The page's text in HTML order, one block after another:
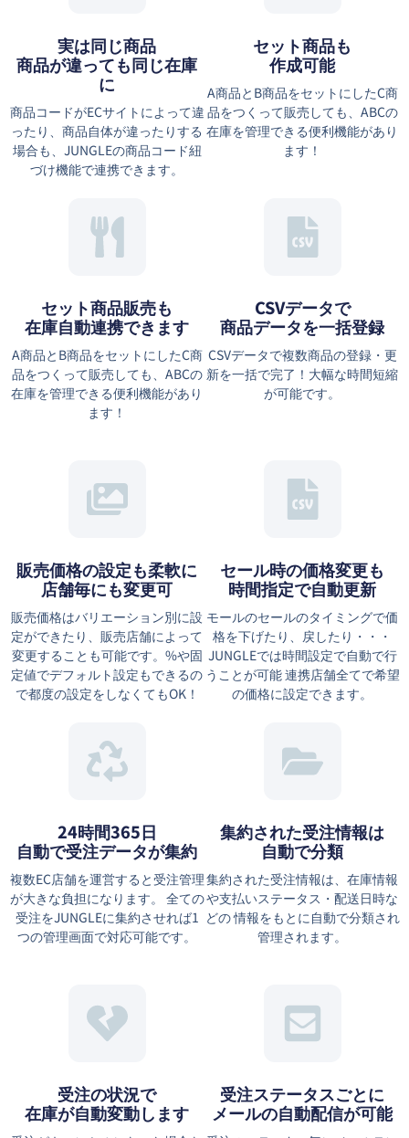
実は同じ商品
商品が違っても同じ在庫
に
商品コードがECサイトによって違
ったり、商品自体が違ったりする
場合も、JUNGLEの商品コード紐
づけ機能で連携できます。
セット商品も
作成可能
A商品とB商品をセットにしたC商
品をつくって販売しても、ABCの
在庫を管理できる便利機能があり
ます！
セット商品販売も
在庫自動連携できます
A商品とB商品をセットにしたC商
品をつくって販売しても、ABCの
在庫を管理できる便利機能があり
ます！
CSVデータで
商品データを一括登録
CSVデータで複数商品の登録・更
新を一括で完了！大幅な時間短縮
が可能です。
販売価格の設定も柔軟に
店舗毎にも変更可
販売価格はバリエーション別に設
定ができたり、販売店舗によって
変更することも可能です。%や固
定値でデフォルト設定もできるの
で都度の設定をしなくてもOK！
セール時の価格変更も
時間指定で自動更新
モールのセールのタイミングで価
格を下げたり、戻したり・・・
JUNGLEでは時間設定で自動で行
うことが可能 連携店舗全てで希望
の価格に設定できます。
24時間365日
自動で受注データが集約
複数EC店舗を運営すると受注管理
が大きな負担になります。 全ての
受注をJUNGLEに集約させれば1
つの管理画面で対応可能です。
集約された受注情報は
⾃動で分類
集約された受注情報は、在庫情報
や⽀払いステータス・配送⽇時な
どの 情報をもとに⾃動で分類され
管理されます。
受注の状況で
在庫が自動変動します
受注ステータスごとに
メールの自動配信が可能